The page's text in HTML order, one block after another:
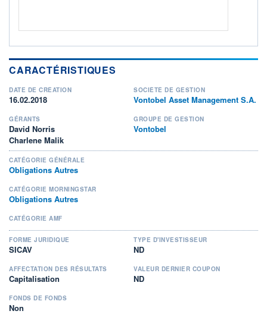
CARACTÉRISTIQUES
DATE DE CRÉATION
16.02.2018
SOCIÉTÉ DE GESTION
Vontobel Asset Management S.A.
GÉRANTS
David Norris
Charlene Malik
GROUPE DE GESTION
Vontobel
CATÉGORIE GÉNÉRALE
Obligations Autres
CATÉGORIE MORNINGSTAR
Obligations Autres
CATÉGORIE AMF
FORME JURIDIQUE
SICAV
TYPE D'INVESTISSEUR
ND
AFFECTATION DES RÉSULTATS
Capitalisation
VALEUR DERNIER COUPON
ND
FONDS DE FONDS
Non